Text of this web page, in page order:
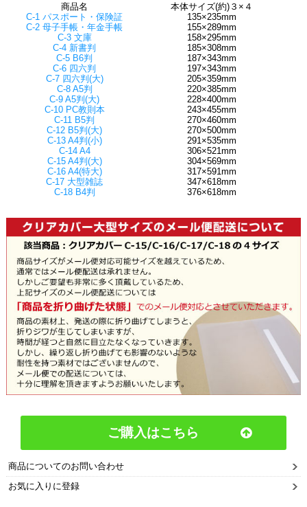
商品名
本体サイズ(約)３×４
C-1 パスポート・保険証
135×235mm
C-2 母子手帳・年金手帳
155×289mm
C-3 文庫
158×295mm
C-4 新書判
185×308mm
C-5 B6判
187×343mm
C-6 四六判
197×343mm
C-7 四六判(大)
205×359mm
C-8 A5判
220×385mm
C-9 A5判(大)
228×400mm
C-10 PC教則本
243×455mm
C-11 B5判
270×460mm
C-12 B5判(大)
270×500mm
C-13 A4判(小)
291×535mm
C-14 A4
306×521mm
C-15 A4判(大)
304×569mm
C-16 A4(特大)
317×591mm
C-17 大型雑誌
347×618mm
C-18 B4判
376×618mm
ご購入はこちら
商品についてのお問い合わせ
お気に入りに登録